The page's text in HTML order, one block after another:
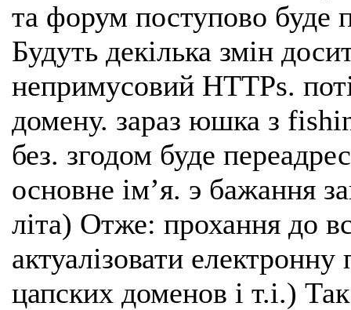
та форум поступово буде
Будуть декілька змін
непримусовий HTTPs.
домену. зараз юшка з
без. згодом буде
основне імʼя. э бажання
літа) Отже: прохання до
актуалізовати
цапских доменов і т.і.)